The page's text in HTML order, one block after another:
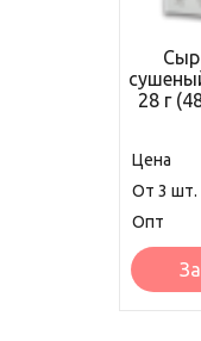
28 г
Цена
Oт 3 шт.
Опт